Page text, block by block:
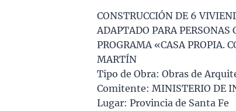
CONSTRUCCIÓN DE 6
ADAPTADO PARA
PROGRAMA «CASA PROPIA.
MARTÍN
Tipo de Obra: Obras de
Comitente: MINISTERIO DE
Lugar: Provincia de Santa Fe